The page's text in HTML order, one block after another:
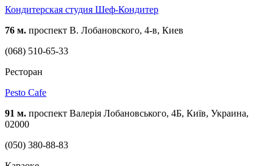
Кондитерская студия Шеф-Кондитер
76 м. проспект В. Лобановского, 4-в, Киев
(068) 510-65-33
Ресторан
Pesto Cafe
91 м. проспект Валерія Лобановського, 4Б, Київ, Украина,
02000
(050) 380-88-83